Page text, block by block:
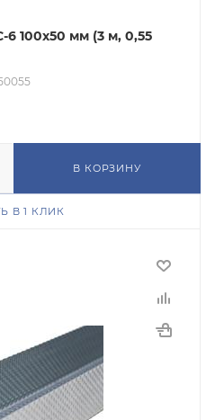
100х50 мм (3 м, 0,55
В КОРЗИНУ
В 1 КЛИК